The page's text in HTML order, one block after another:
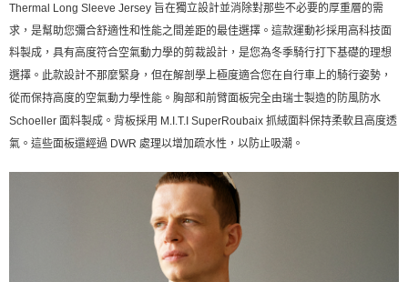
Thermal Long Sleeve Jersey 旨在獨立設計並消除對那些不必要的厚重層的需
求，是幫助您彌合舒適性和性能之間差距的最佳選擇。這款運動衫採用高科技面
料製成，具有高度符合空氣動力學的剪裁設計，是您為冬季騎行打下基礎的理想
選擇。此款設計不那麼緊身，但在解剖學上極度適合您在自行車上的騎行姿勢，
從而保持高度的空氣動力學性能。胸部和前臂面板完全由瑞士製造的防風防水
Schoeller 面料製成。背板採用 M.I.T.I SuperRoubaix 抓絨面料保持柔軟且高度透
氣。這些面板還經過 DWR 處理以增加疏水性，以防止吸潮。